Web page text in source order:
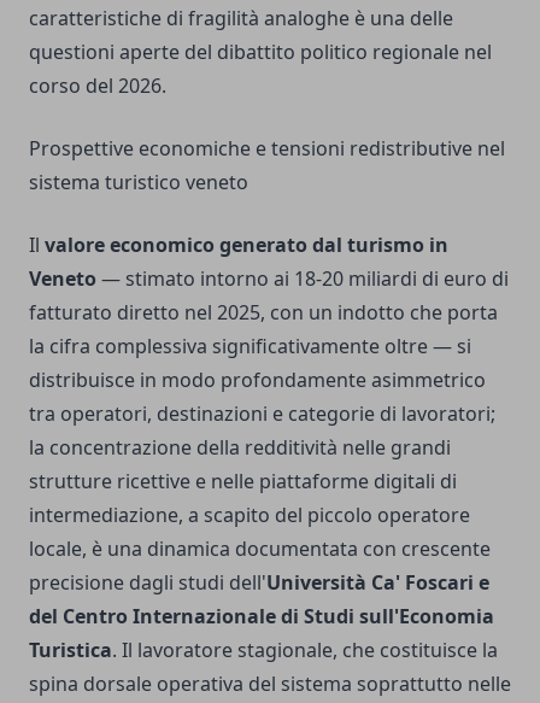
caratteristiche di fragilità analoghe è una delle
questioni aperte del dibattito politico regionale nel
corso del 2026.
Prospettive economiche e tensioni redistributive nel
sistema turistico veneto
Il valore economico generato dal turismo in
Veneto — stimato intorno ai 18-20 miliardi di euro di
fatturato diretto nel 2025, con un indotto che porta
la cifra complessiva significativamente oltre — si
distribuisce in modo profondamente asimmetrico
tra operatori, destinazioni e categorie di lavoratori;
la concentrazione della redditività nelle grandi
strutture ricettive e nelle piattaforme digitali di
intermediazione, a scapito del piccolo operatore
locale, è una dinamica documentata con crescente
precisione dagli studi dell'Università Ca' Foscari e
del Centro Internazionale di Studi sull'Economia
Turistica. Il lavoratore stagionale, che costituisce la
spina dorsale operativa del sistema soprattutto nelle